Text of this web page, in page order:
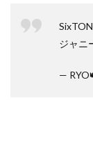
ジャニ
—